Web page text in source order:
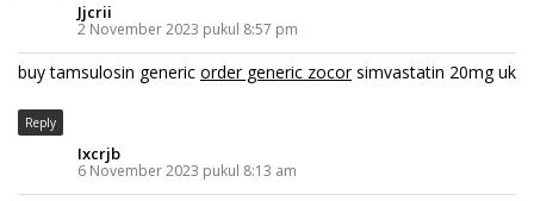
Jjcrii
2 November 2023 pukul 8:57 pm
buy tamsulosin generic order generic zocorsimvastatin 20mg uk
Reply
Ixcrjb
6 November 2023 pukul 8:13 am